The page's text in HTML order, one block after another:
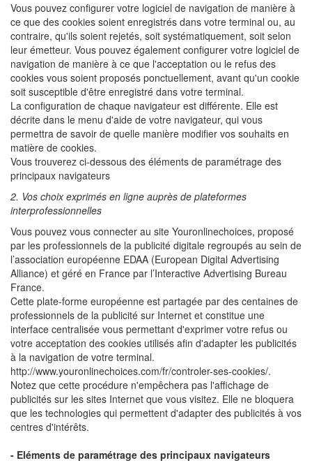
Vous pouvez configurer votre logiciel de navigation de manière à
ce que des cookies soient enregistrés dans votre terminal ou, au
contraire, qu'ils soient rejetés, soit systématiquement, soit selon
leur émetteur. Vous pouvez également configurer votre logiciel de
navigation de manière à ce que l'acceptation ou le refus des
cookies vous soient proposés ponctuellement, avant qu'un cookie
soit susceptible d'être enregistré dans votre terminal.
La configuration de chaque navigateur est différente. Elle est
décrite dans le menu d'aide de votre navigateur, qui vous
permettra de savoir de quelle manière modifier vos souhaits en
matière de cookies.
Vous trouverez ci-dessous des éléments de paramétrage des
principaux navigateurs
2. Vos choix exprimés en ligne auprès de plateformes
interprofessionnelles
Vous pouvez vous connecter au site Youronlinechoices, proposé
par les professionnels de la publicité digitale regroupés au sein de
l’association européenne EDAA (European Digital Advertising
Alliance) et géré en France par l’Interactive Advertising Bureau
France.
Cette plate-forme européenne est partagée par des centaines de
professionnels de la publicité sur Internet et constitue une
interface centralisée vous permettant d'exprimer votre refus ou
votre acceptation des cookies utilisés afin d'adapter les publicités
à la navigation de votre terminal.
http://www.youronlinechoices.com/fr/controler-ses-cookies/.
Notez que cette procédure n'empêchera pas l'affichage de
publicités sur les sites Internet que vous visitez. Elle ne bloquera
que les technologies qui permettent d'adapter des publicités à vos
centres d'intérêts.
- Eléments de paramétrage des principaux navigateurs